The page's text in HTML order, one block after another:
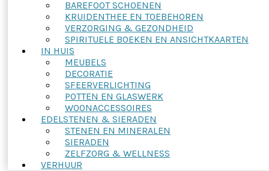
BAREFOOT SCHOENEN
KRUIDENTHEE EN TOEBEHOREN
VERZORGING & GEZONDHEID
SPIRITUELE BOEKEN EN ANSICHTKAARTEN
IN HUIS
MEUBELS
DECORATIE
SFEERVERLICHTING
POTTEN EN GLASWERK
WOONACCESSOIRES
EDELSTENEN & SIERADEN
STENEN EN MINERALEN
SIERADEN
ZELFZORG & WELLNESS
VERHUUR